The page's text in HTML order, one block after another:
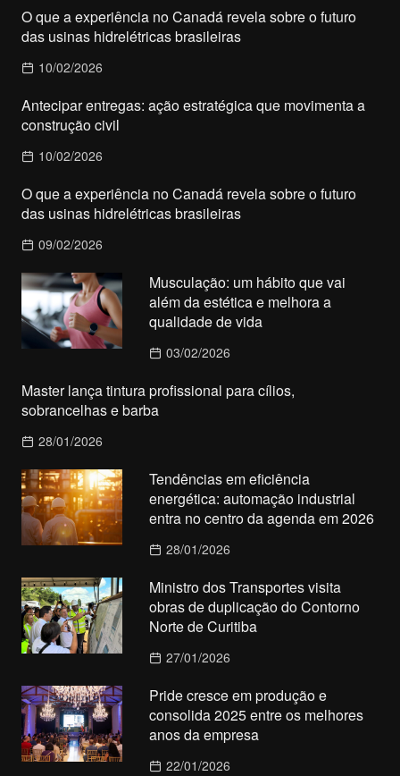
O que a experiência no Canadá revela sobre o futuro
das usinas hidrelétricas brasileiras
10/02/2026
Antecipar entregas: ação estratégica que movimenta a
construção civil
10/02/2026
O que a experiência no Canadá revela sobre o futuro
das usinas hidrelétricas brasileiras
09/02/2026
Musculação: um hábito que vai
além da estética e melhora a
qualidade de vida
03/02/2026
Master lança tintura profissional para cílios,
sobrancelhas e barba
28/01/2026
Tendências em eficiência
energética: automação industrial
entra no centro da agenda em 2026
28/01/2026
Ministro dos Transportes visita
obras de duplicação do Contorno
Norte de Curitiba
27/01/2026
Pride cresce em produção e
consolida 2025 entre os melhores
anos da empresa
22/01/2026